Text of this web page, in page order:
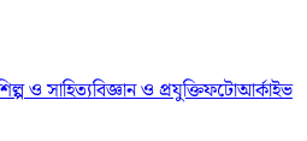
ও সাহিত্যবিজ্ঞান ও প্রযুক্তিফটোআর্কাইভ